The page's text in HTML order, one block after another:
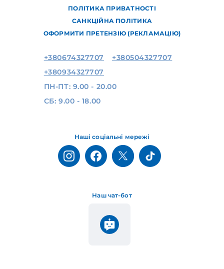
ПОЛІТИКА ПРИВАТНОСТІ
САНКЦІЙНА ПОЛІТИКА
ОФОРМИТИ ПРЕТЕНЗІЮ (РЕКЛАМАЦІЮ)
Наш чат-бот
Наші соціальні мережі
+380674327707
+380504327707
+380934327707
ПН-ПТ: 9.00 - 20.00
СБ: 9.00 - 18.00